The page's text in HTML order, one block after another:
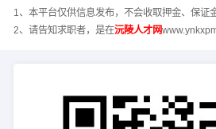
1、本平台仅供信息发布，不会收取押金、保证
2、请告知求职者，是在沅陵人才网